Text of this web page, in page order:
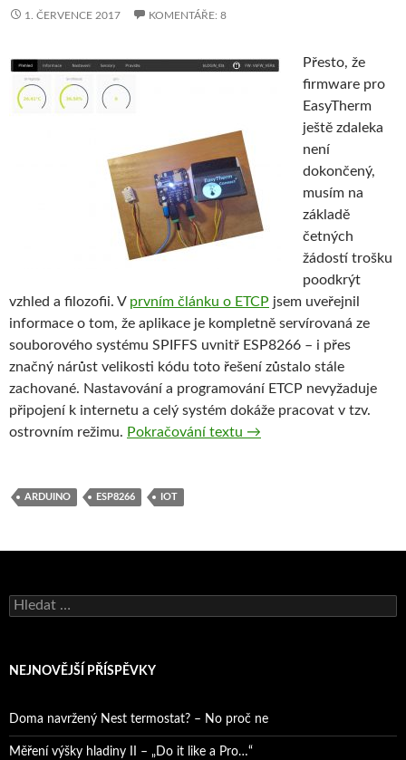
1. ČERVENCE 2017 KOMENTÁŘE: 8
Přesto, že
firmware pro
EasyTherm
ještě zdaleka
není
dokončený,
musím na
základě
četných
žádostí trošku
poodkrýt
vzhled a filozofii. V prvním článku o ETCP jsem uveřejnil
informace o tom, že aplikace je kompletně servírovaná ze
souborového systému SPIFFS uvnitř ESP8266 – i přes
značný nárůst velikosti kódu toto řešení zůstalo stále
zachované. Nastavování a programování ETCP nevyžaduje
připojení k internetu a celý systém dokáže pracovat v tzv.
ostrovním režimu. Pokračování textu EasyTherm Connect+,
→
ARDUINO ESP8266 IOT
Vyhledávání
NEJNOVĚJŠÍ PŘÍSPĚVKY
Doma navržený Nest termostat? – No proč ne
Měření výšky hladiny II – „Do it like a Pro…“